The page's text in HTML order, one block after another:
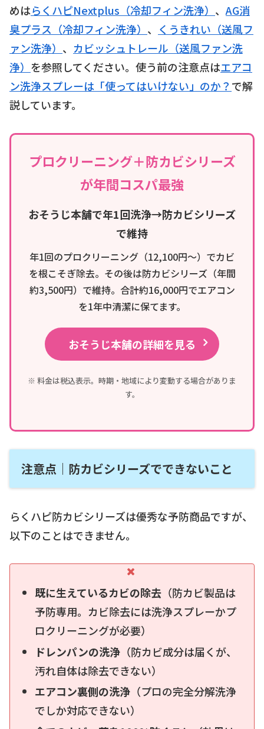
めはらくハピNextplus（冷却フィン洗浄） 、 AG消
臭プラス（冷却フィン洗浄） 、 くうきれい（送風フ
ァン洗浄） 、 カビッシュトレール（送風ファン洗
浄） を参照してください。使う前の注意点はエアコ
ン洗浄スプレーは「使ってはいけない」のか？ で解
説しています。
プロクリーニング＋防カビシリーズ
が年間コスパ最強
おそうじ本舗で年1回洗浄→防カビシリーズ
で維持
年1回のプロクリーニング（12,100円〜）でカビ
を根こそぎ除去。その後は防カビシリーズ（年間
約3,500円）で維持。合計約16,000円でエアコン
を1年中清潔に保てます。
おそうじ本舗の詳細を見る
※ 料金は税込表示。時期・地域により変動する場合がありま
す。
注意点｜防カビシリーズでできないこと
らくハピ防カビシリーズは優秀な予防商品ですが、
以下のことはできません。
既に生えているカビの除去（防カビ製品は
予防専用。カビ除去には洗浄スプレーかプ
ロクリーニングが必要）
ドレンパンの洗浄（防カビ成分は届くが、
汚れ自体は除去できない）
エアコン裏側の洗浄（プロの完全分解洗浄
でしか対応できない）